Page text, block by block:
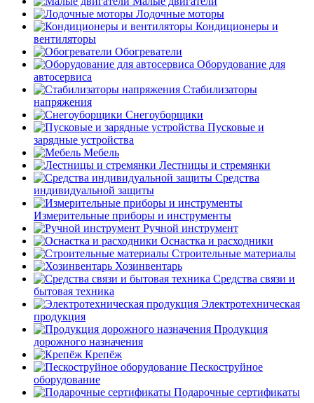
Лодочные моторы
Кондиционеры и
вентиляторы
Обогреватели
Оборудование для
автосервиса
Стабилизаторы
напряжения
Снегоуборщики
Пусковые и
зарядные устройства
Мебель
Лестницы и стремянки
Средства
индивидуальной защиты
Измерительные приборы и инструменты
Ручной инструмент
Оснастка и расходники
Строительные материалы
Хозинвентарь
Средства связи и
бытовая техника
Электротехническая
продукция
Продукция
дорожного назначения
Крепёж
Пескоструйное
оборудование
Подарочные сертификаты